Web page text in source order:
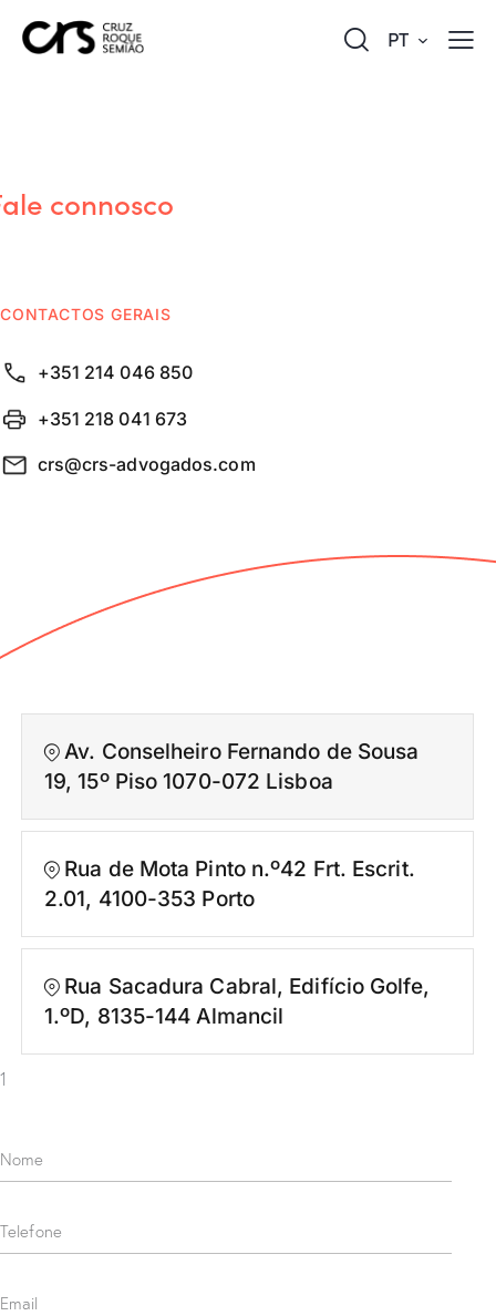
PT
connosco
CONTACTOS GERAIS
+351 214 046 850
+351 218 041 673
crs@crs-advogados.com
Av. Conselheiro Fernando de Sousa
19, 15º Piso 1070-072 Lisboa
Rua de Mota Pinto n.º42 Frt. Escrit.
2.01, 4100-353 Porto
Rua Sacadura Cabral, Edifício Golfe,
1.ºD, 8135-144 Almancil
1